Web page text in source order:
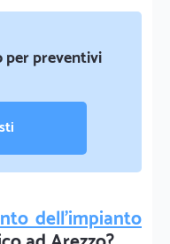
preventivi
dell'impianto